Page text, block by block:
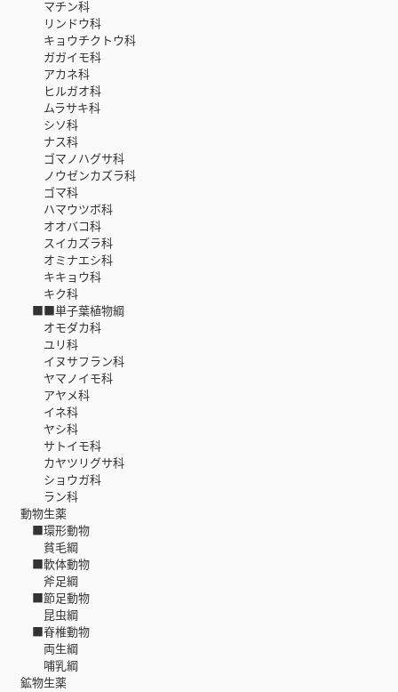
マチン科
リンドウ科
キョウチクトウ科
ガガイモ科
アカネ科
ヒルガオ科
ムラサキ科
シソ科
ナス科
ゴマノハグサ科
ノウゼンカズラ科
ゴマ科
ハマウツボ科
オオバコ科
スイカズラ科
オミナエシ科
キキョウ科
キク科
■■単子葉植物綱
オモダカ科
ユリ科
イヌサフラン科
ヤマノイモ科
アヤメ科
イネ科
ヤシ科
サトイモ科
カヤツリグサ科
ショウガ科
ラン科
動物生薬
■環形動物
貧毛綱
■軟体動物
斧足綱
■節足動物
昆虫綱
■脊椎動物
両生綱
哺乳綱
鉱物生薬